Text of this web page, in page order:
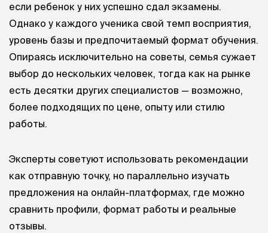
если ребенок у них успешно сдал экзамены.
Однако у каждого ученика свой темп восприятия,
уровень базы и предпочитаемый формат обучения.
Опираясь исключительно на советы, семья сужает
выбор до нескольких человек, тогда как на рынке
есть десятки других специалистов — возможно,
более подходящих по цене, опыту или стилю
работы.
Эксперты советуют использовать рекомендации
как отправную точку, но параллельно изучать
предложения на онлайн-платформах, где можно
сравнить профили, формат работы и реальные
отзывы.